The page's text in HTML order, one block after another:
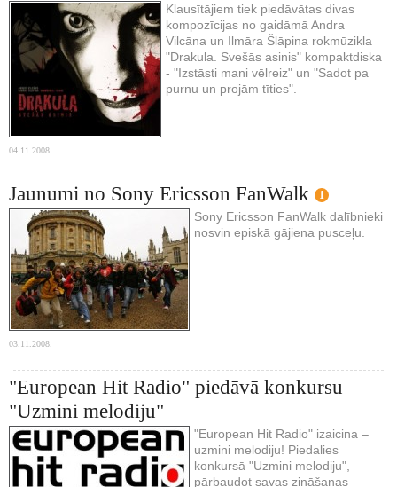
Klausītājiem tiek piedāvātas divas
kompozīcijas no gaidāmā Andra
Vilcāna un Ilmāra Šlāpina rokmūzikla
"Drakula. Svešās asinis" kompaktdiska
- "Izstāsti mani vēlreiz" un "Sadot pa
purnu un projām tīties".
04.11.2008.
Jaunumi no Sony Ericsson FanWalk 1
Sony Ericsson FanWalk dalībnieki
nosvin episkā gājiena pusceļu.
03.11.2008.
"European Hit Radio" piedāvā konkursu
"Uzmini melodiju"
"European Hit Radio" izaicina –
uzmini melodiju! Piedalies
konkursā "Uzmini melodiju",
pārbaudot savas zināšanas